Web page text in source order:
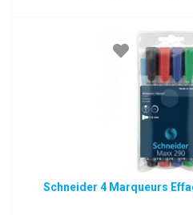
Schneider 4 Marqueurs